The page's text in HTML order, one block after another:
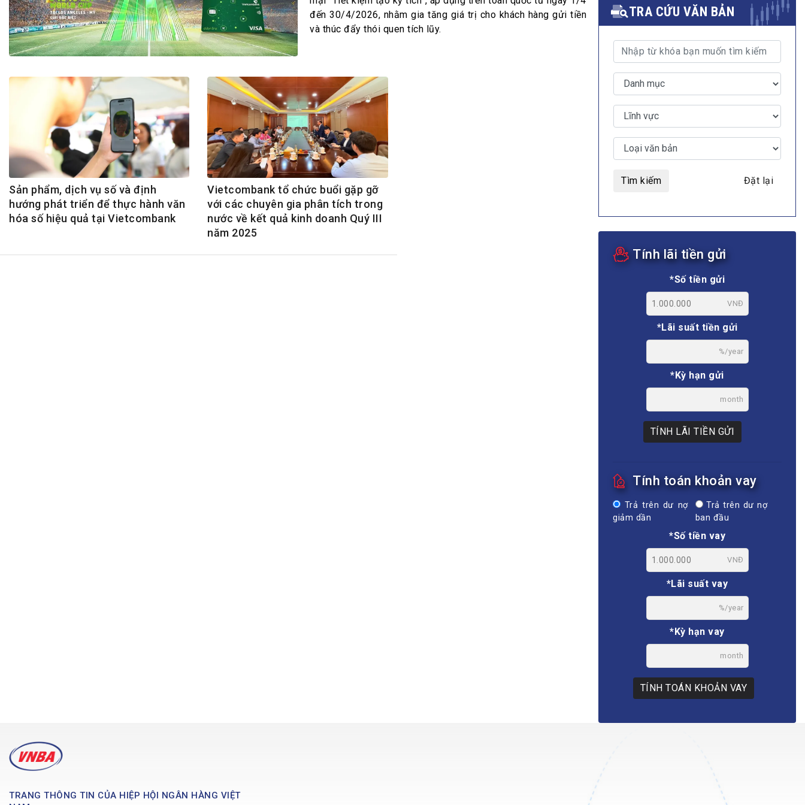
Bộ Chuẩn mực Đạo đức nghề nghiệp
Đối tác
Đấu giá tài sản
Thanh toán –Thẻ
Nhà quản trị
Cơ hội việc làm
GÓP Ý CHÍNH SÁCH
Dự thảo luật
Tư vấn – Hỏi đáp
Tra cứu văn bản
ĐẤU GIÁ TÀI SẢN
MULTIMEDIA
Video
E-magazines
đến 30/4/2026, nhằm gia tăng giá trị cho khách hàng gửi tiền
và thúc đẩy thói quen tích lũy.
Sản phẩm, dịch vụ số và định
hướng phát triển để thực hành văn
hóa số hiệu quả tại Vietcombank
Vietcombank tổ chức buổi gặp gỡ
với các chuyên gia phân tích trong
nước về kết quả kinh doanh Quý III
năm 2025
TRA CỨU VĂN BẢN
Tìm kiếm Đặt lại
Tính lãi tiền gửi
*Số tiền gửi
VNĐ
*Lãi suất tiền gửi
%/year
*Kỳ hạn gửi
month
TÍNH LÃI TIỀN GỬI
Tính toán khoản vay
Trả trên dư nợ
giảm dần
Trả trên dư nợ
ban đầu
*Số tiền vay
VNĐ
*Lãi suất vay
%/year
*Kỳ hạn vay
month
TÍNH TOÁN KHOẢN VAY
TRANG THÔNG TIN CỦA HIỆP HỘI NGÂN HÀNG VIỆT